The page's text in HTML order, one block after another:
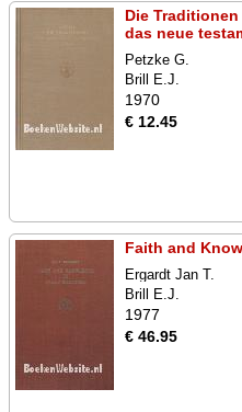
Die
das neue
Petzke G.
Brill E.J.
1970
€ 12.45
Faith and
Ergardt Jan T.
Brill E.J.
1977
€ 46.95